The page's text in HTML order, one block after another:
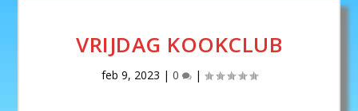
VRIJDAG KOOKCLUB
feb 9, 2023 | 0 |